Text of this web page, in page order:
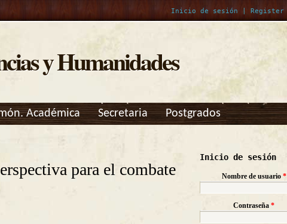
Inicio de sesión Register
y Humanidades
Académica Secretaria Postgrados
para el combate
Inicio de sesión
Nombre de usuario *
Contraseña *